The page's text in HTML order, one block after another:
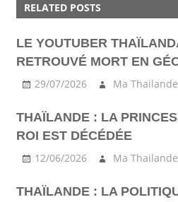
VISA
RELATED POSTS
LE YOUTUBER
RETROUVÉ MORT EN
29/07/2026 Ma Thailande
THAÏLANDE : LA
ROI EST DÉCÉDÉE
12/06/2026 Ma Thailande
THAÏLANDE : LA